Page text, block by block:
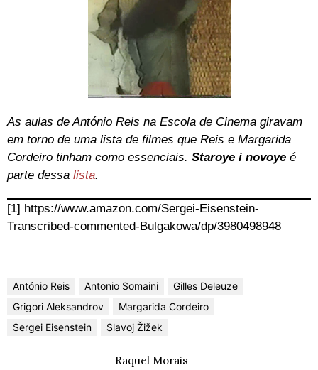
As aulas de António Reis na Escola de Cinema giravam
em torno de uma lista de filmes que Reis e Margarida
Cordeiro tinham como essenciais. Staroye i novoye é
parte dessa lista.
[1] https://www.amazon.com/Sergei-Eisenstein-
Transcribed-commented-Bulgakowa/dp/3980498948
António Reis Antonio Somaini
Gilles Deleuze
Grigori Aleksandrov
Margarida Cordeiro
Sergei Eisenstein
Slavoj Žižek
Raquel Morais